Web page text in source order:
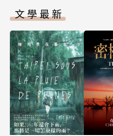
文學最新